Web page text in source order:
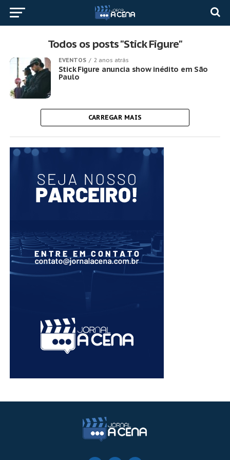
Todos os posts "Stick Figure"
EVENTOS 2 anos atrás
Stick Figure anuncia show inédito em São
Paulo
CARREGAR MAIS